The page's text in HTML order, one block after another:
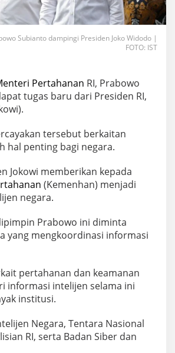
Subianto dampingi Presiden Joko Widodo |
FOTO: IST
Pertahanan RI, Prabowo
tugas baru dari Presiden RI,
tersebut berkaitan
hal penting bagi negara.
Jokowi memberikan kepada
(Kemenhan) menjadi
negara.
Prabowo ini diminta
yang mengkoordinasi informasi
pertahanan dan keamanan
informasi intelijen selama ini
institusi.
Negara, Tentara Nasional
RI, serta Badan Siber dan